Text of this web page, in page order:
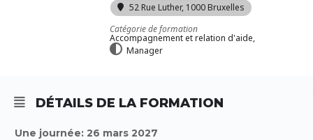
52 Rue Luther, 1000 Bruxelles
Catégorie de formation
Accompagnement et relation d'aide,
Manager
DÉTAILS DE LA FORMATION
Une journée: 26 mars 2027